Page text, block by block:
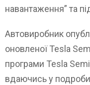
навантаження” та
Автовиробник
оновленої Tesla
програми Tesla
вдаючись у